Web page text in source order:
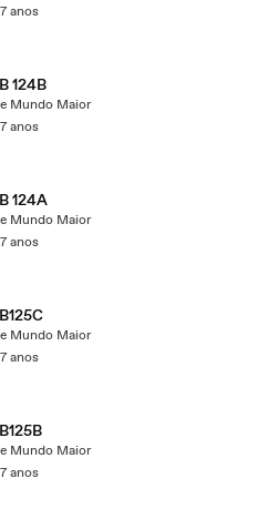
anos
124B
Mundo Maior
anos
124A
Mundo Maior
anos
Mundo Maior
anos
Mundo Maior
anos